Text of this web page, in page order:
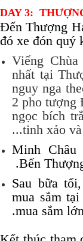
DAY 3:
Đến Thượng
đó xe đón quý
iếng
nhất tại
nguy nga
2 pho tượng
ngọc bích
tinh xảo và
Minh Châu
Bến
.
Sau bữa
mua sắm
mua sắm